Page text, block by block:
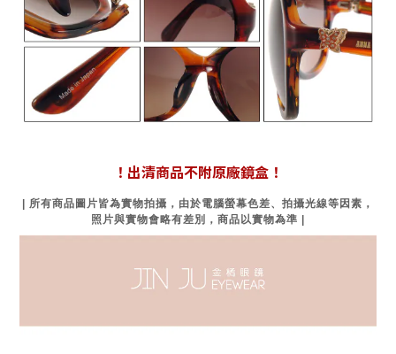
！出清商品不附原廠鏡盒！
| 所有商品圖片皆為實物拍攝，由於電腦螢幕色差、拍攝光線等因素，
照片與實物會略有差別，商品以實物為準 |